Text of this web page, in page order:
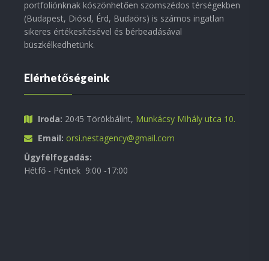
portfoliónknak köszönhetően szomszédos térségekben
(Budapest, Diósd, Érd, Budaörs) is számos ingatlan
sikeres értékesítésével és bérbeadásával
büszkélkedhetünk.
Elérhetőségeink
Iroda: 2045 Törökbálint, Munkácsy Mihály utca 10.
Email: orsi.nestagency@gmail.com
Ügyfélfogadás:
Hétfő - Péntek 9:00 -17:00